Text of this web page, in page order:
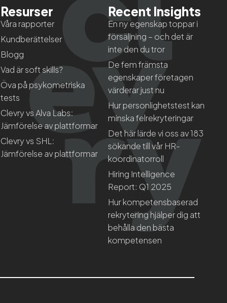
Resurser
Våra rapporter
Kundberättelser
Blogg
Vad är soft skills?
Öva på psykometriska
tests
Clevry vs Alva Labs:
Jämförelse av plattformar
Clevry vs SHL:
Jämförelse av plattformar
Recent Insights
En ny egenskap toppar i
försäljning – och det är
inte den du tror
De fem främsta
egenskaper företagen
värderar just nu
Hur personlighetstest kan
minska felrekryteringar
Det här lärde vi oss av 183
sökande till vår HR-
koordinatorroll
Hiring Intelligence
Report: Q1 2025
Hur kompetensbaserad
rekrytering hjälper dig att
behålla den bästa
kompetensen